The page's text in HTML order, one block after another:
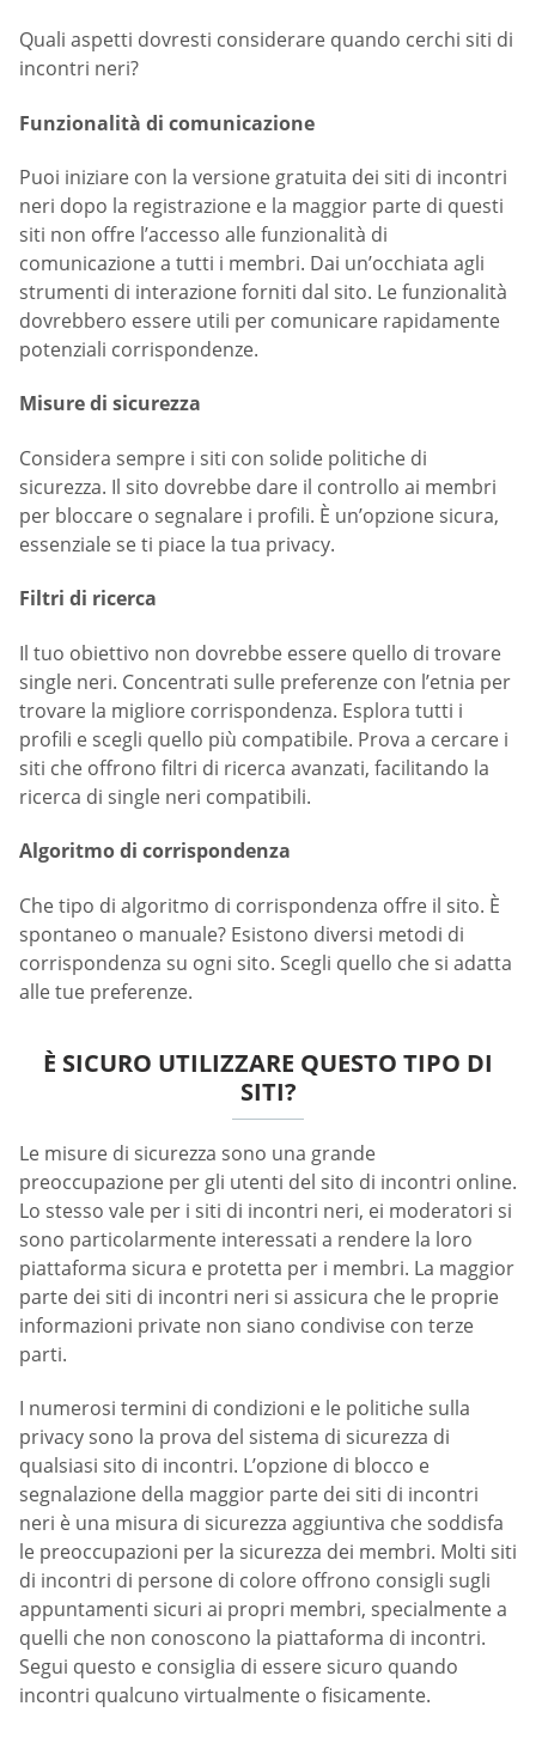
Quali aspetti dovresti considerare quando cerchi siti di
incontri neri?
Funzionalità di comunicazione
Puoi iniziare con la versione gratuita dei siti di incontri
neri dopo la registrazione e la maggior parte di questi
siti non offre l’accesso alle funzionalità di
comunicazione a tutti i membri. Dai un’occhiata agli
strumenti di interazione forniti dal sito. Le funzionalità
dovrebbero essere utili per comunicare rapidamente
potenziali corrispondenze.
Misure di sicurezza
Considera sempre i siti con solide politiche di
sicurezza. Il sito dovrebbe dare il controllo ai membri
per bloccare o segnalare i profili. È un’opzione sicura,
essenziale se ti piace la tua privacy.
Filtri di ricerca
Il tuo obiettivo non dovrebbe essere quello di trovare
single neri. Concentrati sulle preferenze con l’etnia per
trovare la migliore corrispondenza. Esplora tutti i
profili e scegli quello più compatibile. Prova a cercare i
siti che offrono filtri di ricerca avanzati, facilitando la
ricerca di single neri compatibili.
Algoritmo di corrispondenza
Che tipo di algoritmo di corrispondenza offre il sito. È
spontaneo o manuale? Esistono diversi metodi di
corrispondenza su ogni sito. Scegli quello che si adatta
alle tue preferenze.
È SICURO UTILIZZARE QUESTO TIPO DI
SITI?
Le misure di sicurezza sono una grande
preoccupazione per gli utenti del sito di incontri online.
Lo stesso vale per i siti di incontri neri, ei moderatori si
sono particolarmente interessati a rendere la loro
piattaforma sicura e protetta per i membri. La maggior
parte dei siti di incontri neri si assicura che le proprie
informazioni private non siano condivise con terze
parti.
I numerosi termini di condizioni e le politiche sulla
privacy sono la prova del sistema di sicurezza di
qualsiasi sito di incontri. L’opzione di blocco e
segnalazione della maggior parte dei siti di incontri
neri è una misura di sicurezza aggiuntiva che soddisfa
le preoccupazioni per la sicurezza dei membri. Molti siti
di incontri di persone di colore offrono consigli sugli
appuntamenti sicuri ai propri membri, specialmente a
quelli che non conoscono la piattaforma di incontri.
Segui questo e consiglia di essere sicuro quando
incontri qualcuno virtualmente o fisicamente.